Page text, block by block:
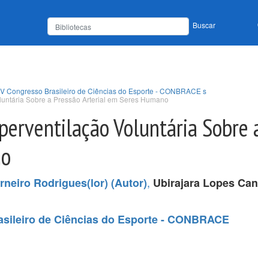
Buscar
Congresso Brasileiro de Ciências do Esporte - CONBRACE s
Sobre a Pressão Arterial em Seres Humano
Voluntária Sobre
Rodrigues(lor) (Autor), Ubirajara Lopes
de Ciências do Esporte - CONBRACE